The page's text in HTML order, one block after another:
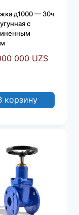
д1000 — 30ч
с
000 UZS
корзину